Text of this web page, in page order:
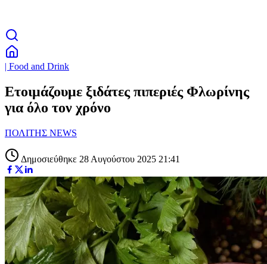
| Food and Drink
Ετοιμάζουμε ξιδάτες πιπεριές Φλωρίνης
για όλο τον χρόνο
ΠΟΛΙΤΗΣ NEWS
Δημοσιεύθηκε 28 Αυγούστου 2025 21:41